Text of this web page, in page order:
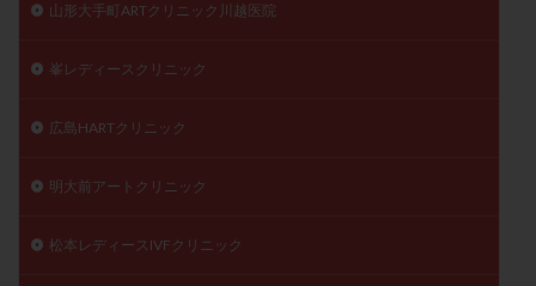
山形大手町ARTクリニック川越医院
峯レディースクリニック
広島HARTクリニック
明大前アートクリニック
松本レディースIVFクリニック